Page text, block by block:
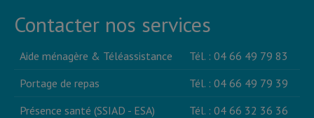
Contacter nos services
Aide ménagère & Téléassistance
Tél. : 04 66 49 79 83
Portage de repas
Tél. : 04 66 49 79 39
Présence santé (SSIAD - ESA)
Tél. : 04 66 32 36 36